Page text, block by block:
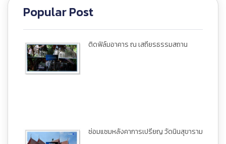
Popular Post
ติดฟิล์มอาคาร ณ เสถียรธรรมสถาน
ซ่อมแซมหลังคาการเปรียญ วัดนินสุขาราม